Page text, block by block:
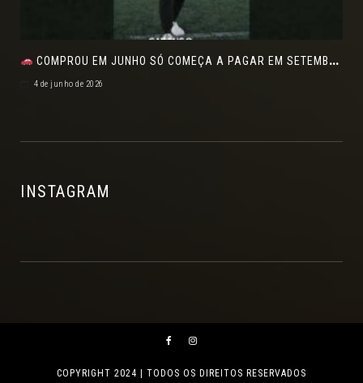
COMPROU EM JUNHO SÓ COMEÇA A PAGAR EM SETEMBRO!NO FEIRÃO DE VERDADE EM ARACJU
4 de junho de 2026
INSTAGRAM
COPYRIGHT 2024 | TODOS OS DIREITOS RESERVADOS